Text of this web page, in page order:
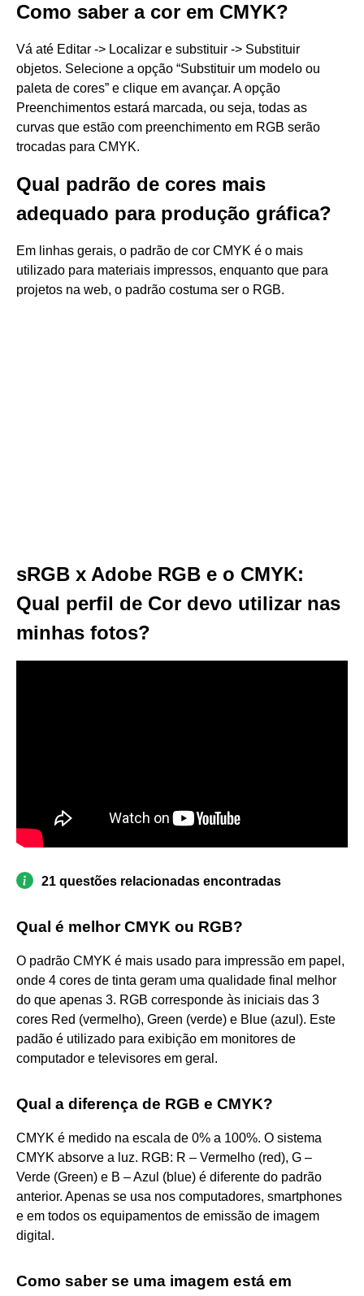
Como saber a cor em CMYK?
Vá até Editar -> Localizar e substituir -> Substituir
objetos. Selecione a opção “Substituir um modelo ou
paleta de cores” e clique em avançar. A opção
Preenchimentos estará marcada, ou seja, todas as
curvas que estão com preenchimento em RGB serão
trocadas para CMYK.
Qual padrão de cores mais
adequado para produção gráfica?
Em linhas gerais, o padrão de cor CMYK é o mais
utilizado para materiais impressos, enquanto que para
projetos na web, o padrão costuma ser o RGB.
sRGB x Adobe RGB e o CMYK:
Qual perfil de Cor devo utilizar nas
minhas fotos?
21 questões relacionadas encontradas
Qual é melhor CMYK ou RGB?
O padrão CMYK é mais usado para impressão em papel,
onde 4 cores de tinta geram uma qualidade final melhor
do que apenas 3. RGB corresponde às iniciais das 3
cores Red (vermelho), Green (verde) e Blue (azul). Este
padão é utilizado para exibição em monitores de
computador e televisores em geral.
Qual a diferença de RGB e CMYK?
CMYK é medido na escala de 0% a 100%. O sistema
CMYK absorve a luz. RGB: R – Vermelho (red), G –
Verde (Green) e B – Azul (blue) é diferente do padrão
anterior. Apenas se usa nos computadores, smartphones
e em todos os equipamentos de emissão de imagem
digital.
Como saber se uma imagem está em